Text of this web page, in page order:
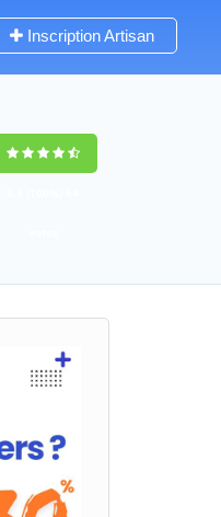
Inscription Artisan